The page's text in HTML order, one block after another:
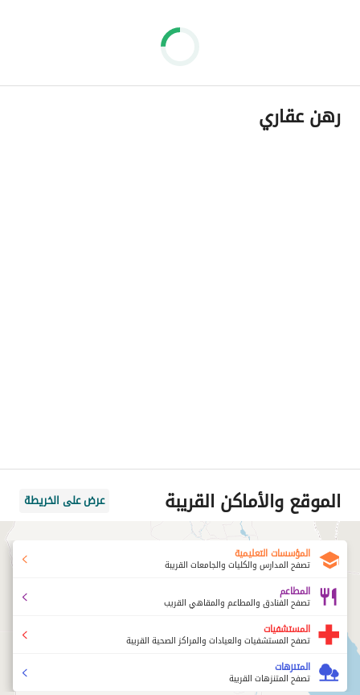
رهن عقاري
الموقع والأماكن القريبة عرض على الخريطة
المؤسسات التعليمية
تصفح المدارس والكليات والجامعات القريبة
المطاعم
تصفح الفنادق والمطاعم والمقاهي القريب
المستشفيات
تصفح المستشفيات والعيادات والمراكز الصحية القريبة
المتنزهات
تصفح المتنزهات القريبة